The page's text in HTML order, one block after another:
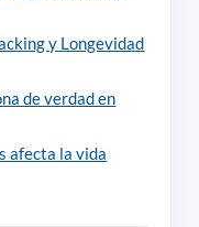
y Longevidad
de verdad en
afecta la vida